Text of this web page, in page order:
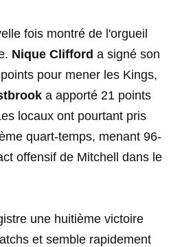
fois montré de l'orgueil
Nique Clifford a signé son
pour mener les Kings,
a apporté 21 points
locaux ont pourtant pris
quart-temps, menant 96-
offensif de Mitchell dans le
une huitième victoire
et semble rapidement